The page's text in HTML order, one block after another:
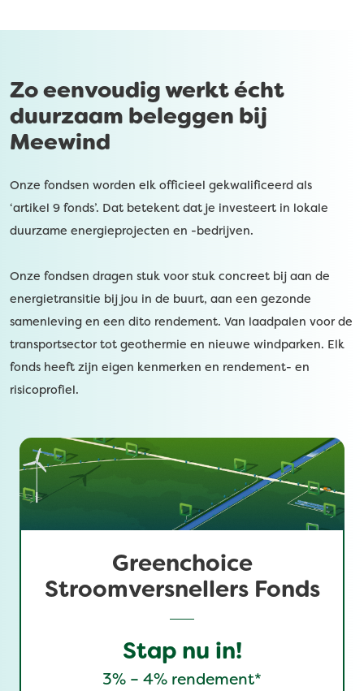
Zo eenvoudig werkt écht
duurzaam beleggen bij
Meewind
Onze fondsen worden elk officieel gekwalificeerd als
‘artikel 9 fonds’. Dat betekent dat je investeert in lokale
duurzame energieprojecten en -bedrijven.
Onze fondsen dragen stuk voor stuk concreet bij aan de
energietransitie bij jou in de buurt, aan een gezonde
samenleving en een dito rendement. Van laadpalen voor de
transportsector tot geothermie en nieuwe windparken. Elk
fonds heeft zijn eigen kenmerken en rendement- en
risicoprofiel.
Greenchoice
Stroomversnellers Fonds
Stap nu in!
3% – 4% rendement*